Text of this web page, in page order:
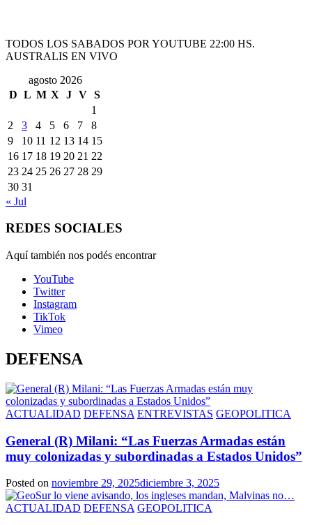
TODOS LOS SABADOS POR YOUTUBE 22:00 HS.
AUSTRALIS EN VIVO
agosto 2026
D L M X J V S
1
2
3 4 5 6 7
8
9
10 11 12 13 14 15
16 17 18 19 20 21 22
23 24 25 26 27 28 29
30 31
« Jul
REDES SOCIALES
Aquí también nos podés encontrar
YouTube
Twitter
Instagram
TikTok
Vimeo
DEFENSA
ACTUALIDAD DEFENSA ENTREVISTAS GEOPOLITICA
General (R) Milani: “Las Fuerzas Armadas están
muy colonizadas y subordinadas a Estados Unidos”
Posted on noviembre 29, 2025diciembre 3, 2025
ACTUALIDAD DEFENSA GEOPOLITICA